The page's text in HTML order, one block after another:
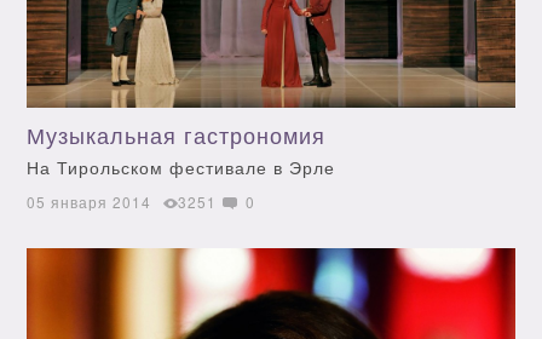
Музыкальная гастрономия
На Тирольском фестивале в Эрле
05 января 2014 3251 0